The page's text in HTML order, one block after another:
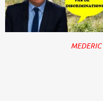
MEDERIC